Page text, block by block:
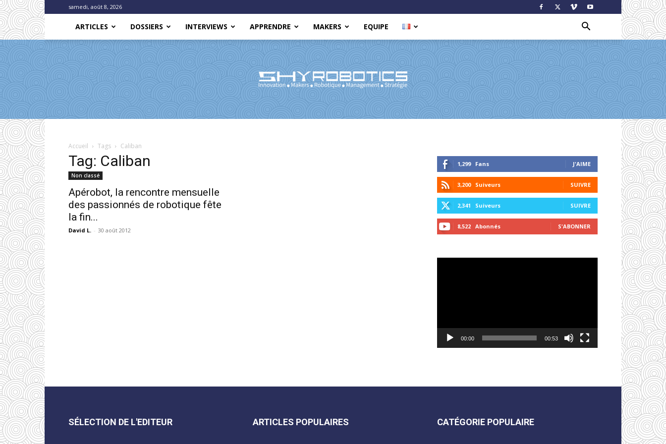
samedi, août 8, 2026
ARTICLES DOSSIERS INTERVIEWS APPRENDRE MAKERS EQUIPE
Accueil Tags Caliban
Tag: Caliban
Non classé
Apérobot, la rencontre mensuelle
des passionnés de robotique fête
la fin...
David L. - 30 août 2012
1,299 Fans J'AIME
3,200 Suiveurs SUIVRE
2,341 Suiveurs SUIVRE
8,522 Abonnés S'ABONNER
00:00 00:53
SÉLECTION DE L'EDITEUR ARTICLES POPULAIRES CATÉGORIE POPULAIRE